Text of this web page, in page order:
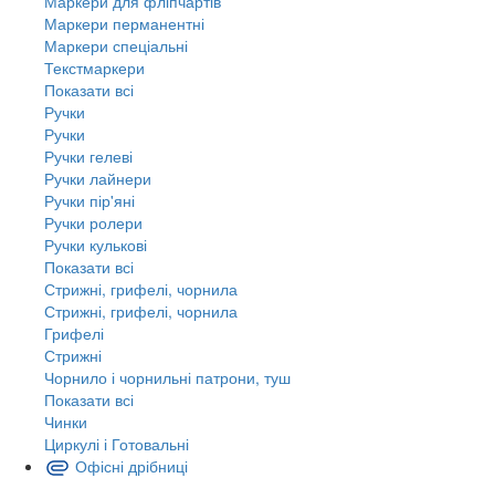
Маркери перманентні
Маркери спеціальні
Текстмаркери
Показати всі
Ручки
Ручки
Ручки гелеві
Ручки лайнери
Ручки пір'яні
Ручки ролери
Ручки кулькові
Показати всі
Стрижні, грифелі, чорнила
Стрижні, грифелі, чорнила
Грифелі
Стрижні
Чорнило і чорнильні патрони, туш
Показати всі
Чинки
Циркулі і Готовальні
Офісні дрібниці